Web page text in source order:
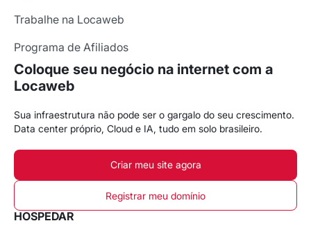
Trabalhe na Locaweb
Programa de Afiliados
Coloque seu negócio na internet com a
Locaweb
Sua infraestrutura não pode ser o gargalo do seu crescimento.
Data center próprio, Cloud e IA, tudo em solo brasileiro.
Criar meu site agora
Registrar meu domínio
HOSPEDAR